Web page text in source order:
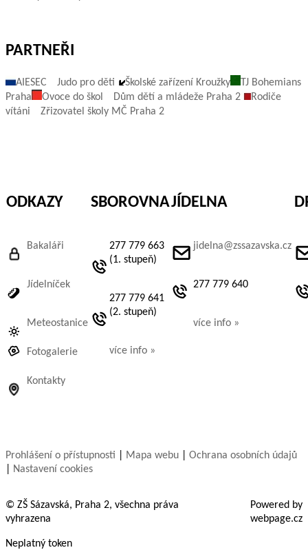
PARTNEŘI
AIESEC Judo pro děti Školské zařízení Kroužky
TJ Bohemians
Praha
Ovoce do škol Dům dětí a mládeže Praha 2
Rodiče
vítáni
Zřizovatel školy MČ Praha 2
ODKAZY
Bakaláři
Jídelníček
Meteostanice
Fotogalerie
Kontakty
SBOROVNA
277 779 663
(1. stupeň)
277 779 641
(2. stupeň)
více info »
JÍDELNA
jidelna@zssazavska.cz
277 779 640
více info »
Prohlášení o přístupnosti Mapa webu
Ochrana osobních údajů
Nastavení cookies
© ZŠ Sázavská, Praha 2, všechna práva
vyhrazena
Powered by
webpage.cz
Neplatný token